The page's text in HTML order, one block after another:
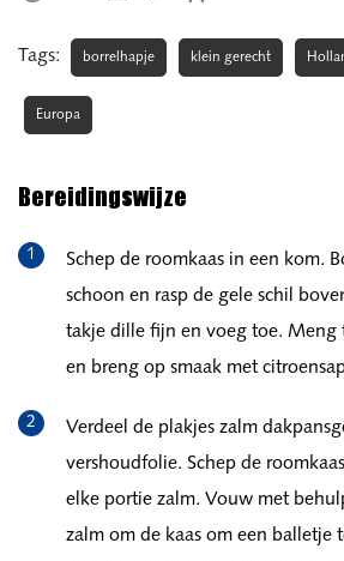
Tags: borrelhapje klein gerecht
Europa
Bereidingswijze
Schep de roomkaas in een kom.
schoon en rasp de gele schil
takje dille fijn en voeg toe. Meng
en breng op smaak met
Verdeel de plakjes zalm
vershoudfolie. Schep de
elke portie zalm. Vouw met
zalm om de kaas om een balletje